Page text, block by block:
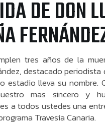
DE DON
tres años de la
destacado
estadio lleva su nombre.
mas sincero y
a todos ustedes una
Travesía Canaria.